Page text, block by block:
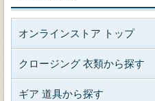
オンラインストア トップ
クロージング 衣類から探す
ギア 道具から探す